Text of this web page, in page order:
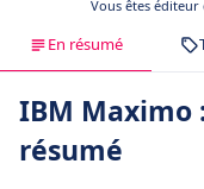
Vous êtes
En résumé
IBM Maximo
résumé